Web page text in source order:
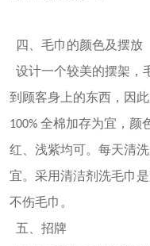
四
、毛巾的颜色及摆放
设计一个较美的摆架，
到顾客身上的东西，因
100% 全棉加存为宜，颜
红、浅紫均可。每天清
宜。采用清洁剂洗毛巾
不伤毛巾。
五 、招牌